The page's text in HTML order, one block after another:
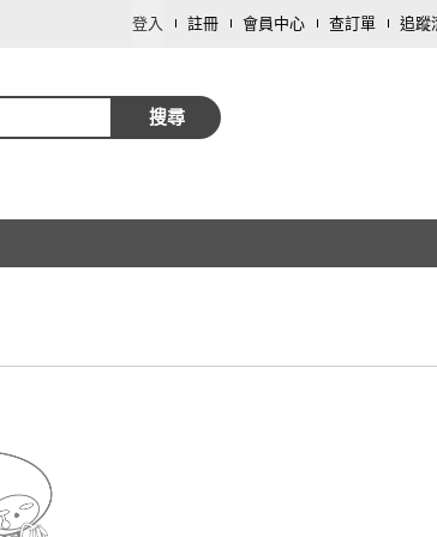
登入 註冊 會員中心 查訂單 追蹤
搜尋